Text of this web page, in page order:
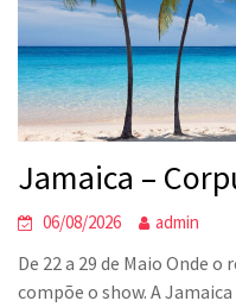
Jamaica –
06/08/2026 admin
De 22 a 29 de Maio Onde
compõe o show. A